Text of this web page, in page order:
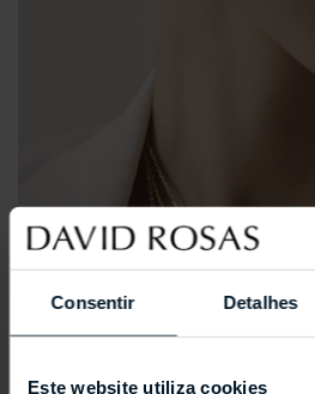
Consentir Detalhes
Este website utiliza cookies